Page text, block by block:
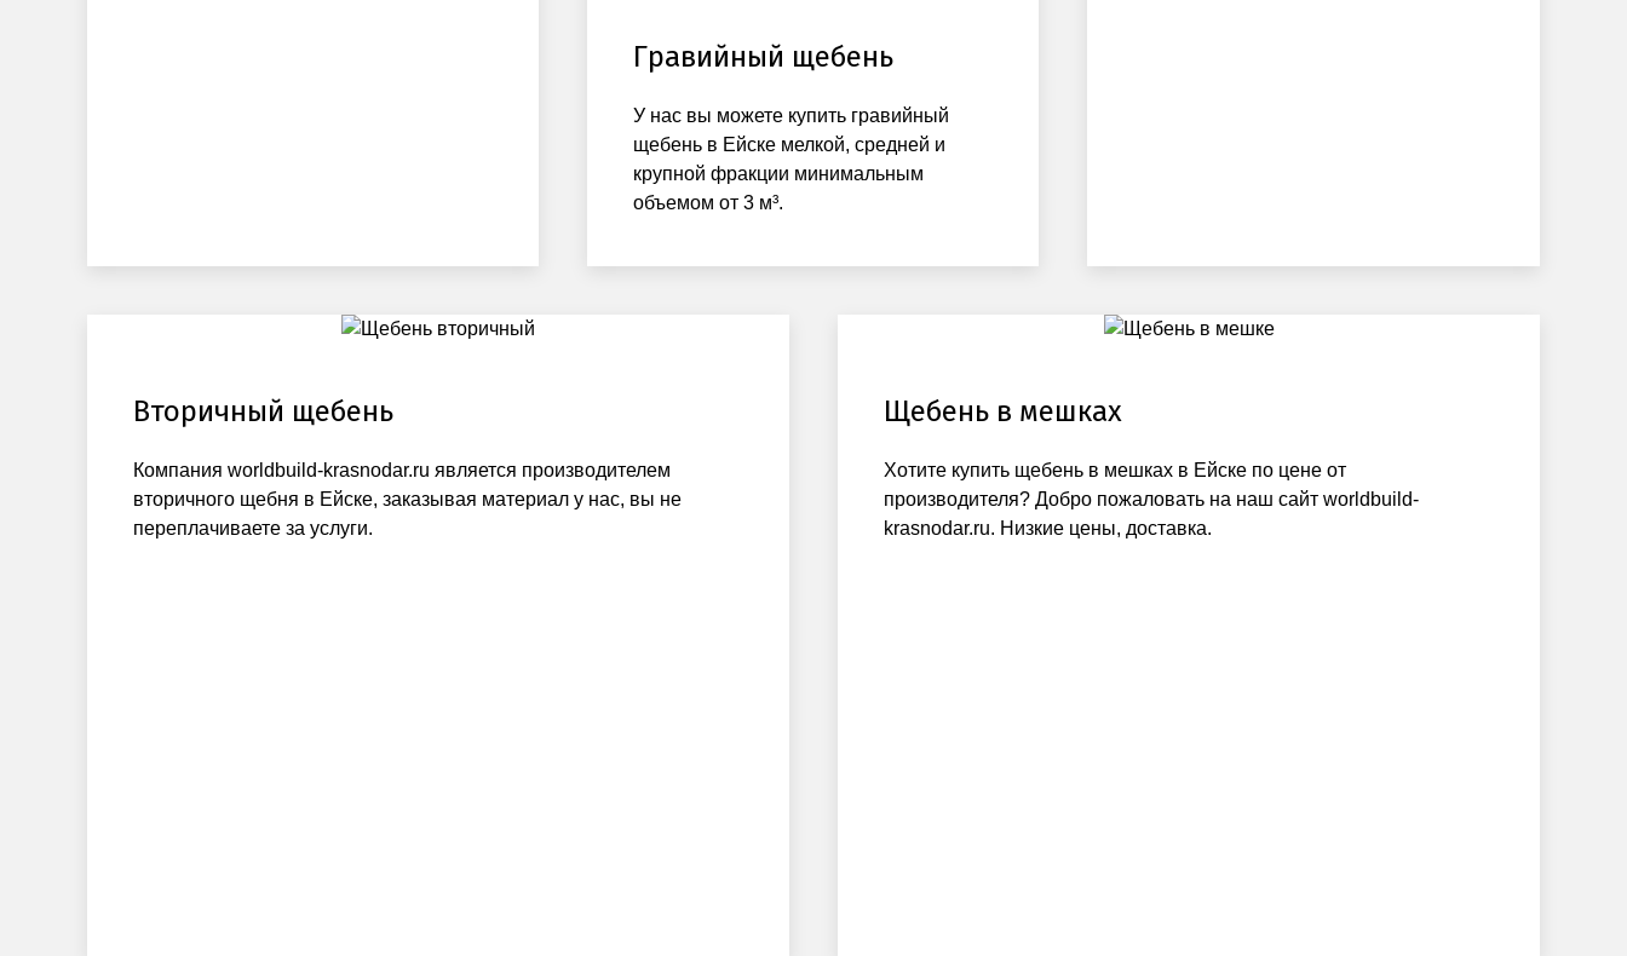
Гравийный щебень
У нас вы можете купить гравийный
щебень в Ейске мелкой, средней и
крупной фракции минимальным
объемом от 3 м³.
Вторичный щебень
Компания worldbuild-krasnodar.ru является производителем
вторичного щебня в Ейске, заказывая материал у нас, вы не
переплачиваете за услуги.
Щебень в мешках
Хотите купить щебень в мешках в Ейске по цене от
производителя? Добро пожаловать на наш сайт worldbuild-
krasnodar.ru. Низкие цены, доставка.